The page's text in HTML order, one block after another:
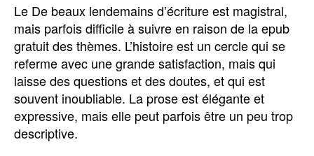
Le De beaux lendemains d’écriture est magistral,
mais parfois difficile à suivre en raison de la epub
gratuit des thèmes. L’histoire est un cercle qui se
referme avec une grande satisfaction, mais qui
laisse des questions et des doutes, et qui est
souvent inoubliable. La prose est élégante et
expressive, mais elle peut parfois être un peu trop
descriptive.